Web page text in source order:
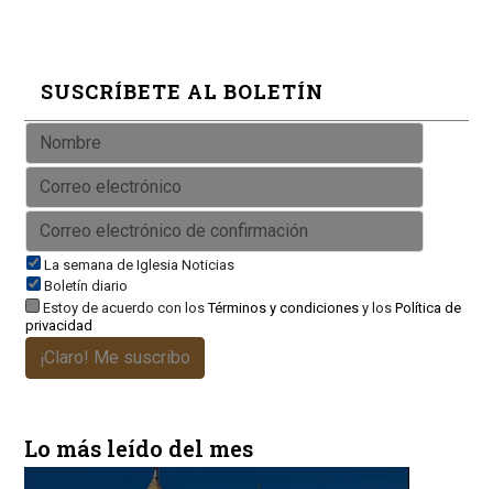
SUSCRÍBETE AL BOLETÍN
La semana de Iglesia Noticias
Boletín diario
Estoy de acuerdo con losTérminos y condicionesy los Política de
privacidad
¡Claro! Me suscribo
Lo más leído del mes